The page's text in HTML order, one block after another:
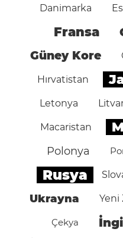
Danimarka
Fransa
Güney Kore
Hırvatistan
Letonya
Macaristan
Polonya
Rusya
Ukrayna Yeni
Çekya